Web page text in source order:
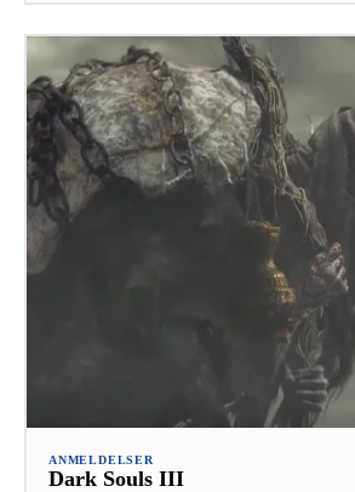
ANMELDELSER
Dark Souls III